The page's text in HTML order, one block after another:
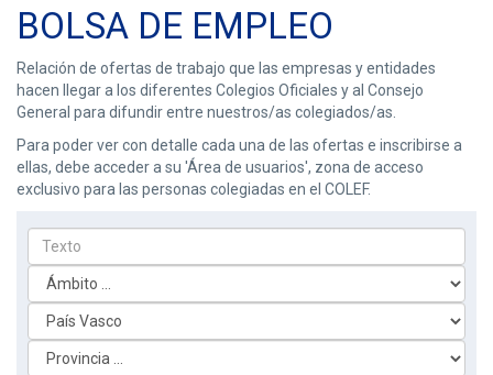
BOLSA DE EMPLEO
Relación de ofertas de trabajo que las empresas y entidades
hacen llegar a los diferentes Colegios Oficiales y al Consejo
General para difundir entre nuestros/as colegiados/as.
Para poder ver con detalle cada una de las ofertas e inscribirse a
ellas, debe acceder a su 'Área de usuarios', zona de acceso
exclusivo para las personas colegiadas en el COLEF.